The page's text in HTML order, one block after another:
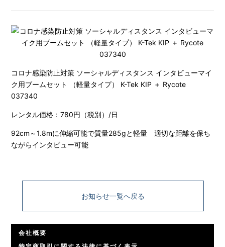
コロナ感染防止対策 ソーシャルディスタンス インタビューマイ
ク用ブームセット （軽量タイプ） K-Tek KIP ＋ Rycote
037340
レンタル価格：780円（税別）/日
92cm～1.8mに伸縮可能で質量285gと軽量 適切な距離を保ち
ながらインタビュー可能
お知らせ一覧へ戻る
会社概要